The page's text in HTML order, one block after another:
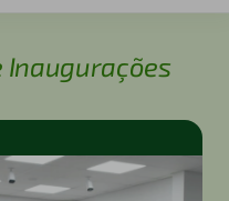
Inaugurações